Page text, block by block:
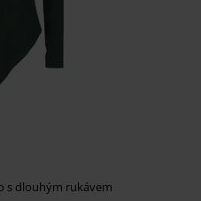
s dlouhým rukávem